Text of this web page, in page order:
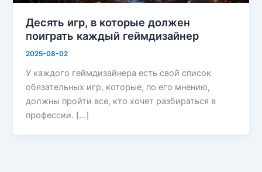
Десять игр, в которые должен
поиграть каждый геймдизайнер
2025-08-02
У каждого геймдизайнера есть свой список
обязательных игр, которые, по его мнению,
должны пройти все, кто хочет разбираться в
профессии. […]